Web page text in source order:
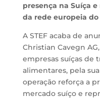
presença na Suíça
da rede europeia
A STEF acaba de
Christian Cavegn
empresas suíças de
alimentares, pela sua
operação reforça a
mercado suíço e